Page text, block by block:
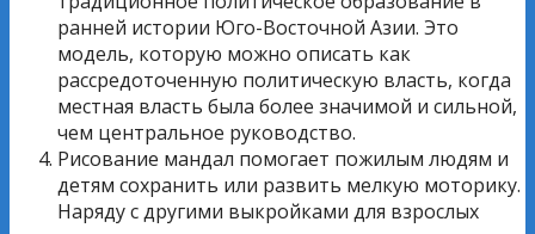
ранней истории Юго-Восточной Азии. Это
модель, которую можно описать как
рассредоточенную политическую власть, когда
местная власть была более значимой и сильной,
чем центральное руководство.
Рисование мандал помогает пожилым людям и
детям сохранить или развить мелкую моторику.
Наряду с другими выкройками для взрослых